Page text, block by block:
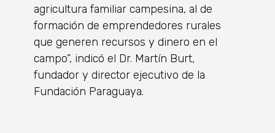
agricultura familiar campesina, al de
formación de emprendedores rurales
que generen recursos y dinero en el
campo”, indicó el Dr. Martín Burt,
fundador y director ejecutivo de la
Fundación Paraguaya.